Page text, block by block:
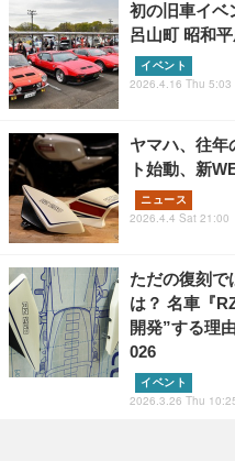
初の旧車イ
呂山町 昭和
イベント
2026.4.16 Thu 5:03
ヤマハ、往年
ト始動、新
ニュース
2026.4.4 Sat 21:00
ただの復刻で
は？ 名車『
開発”する理
026
イベント
2026.3.26 Thu